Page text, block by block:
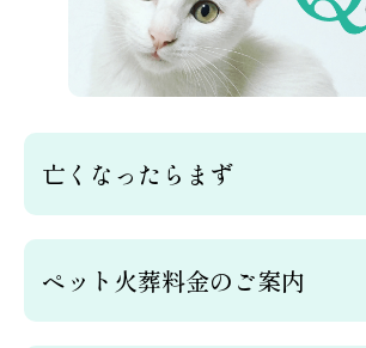
亡くなったらまず
ペット火葬料金のご案内